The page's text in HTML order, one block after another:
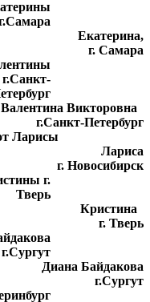
Екатерина,
г. Самара
Валентина Викторовна
г.Санкт-Петербург
Лариса
г. Новосибирск
Кристина
г. Тверь
Диана Байдакова
г.Сургут